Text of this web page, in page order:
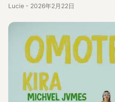
Lucie - 2026年2月22日